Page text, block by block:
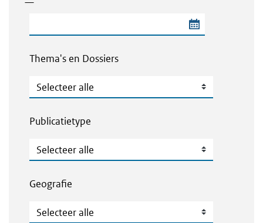
Thema's en Dossiers
Thema's en Dossiers
Publicatietype
Publicatietype
Geografie
Geografie